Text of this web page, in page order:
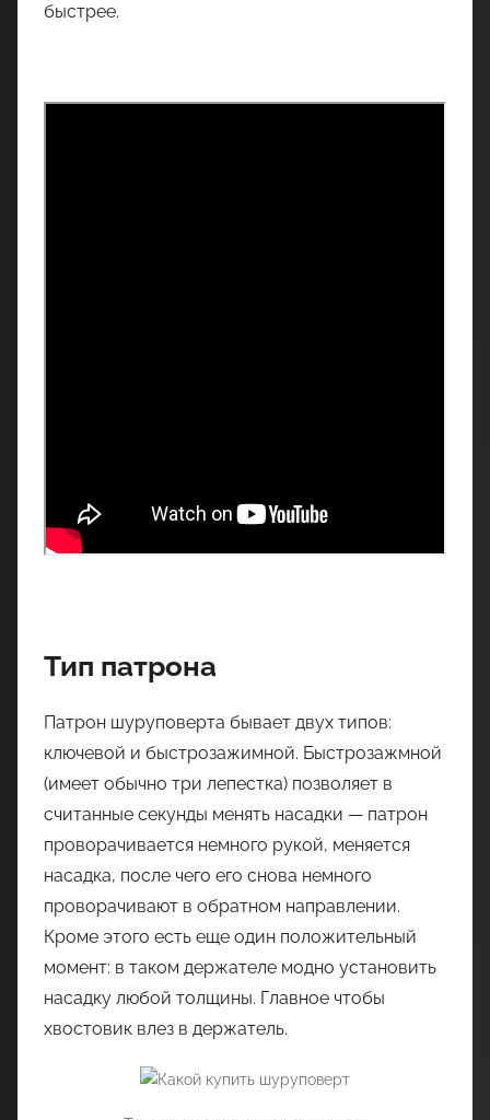
быстрее.
Тип патрона
Патрон шуруповерта бывает двух типов:
ключевой и быстрозажимной. Быстрозажмной
(имеет обычно три лепестка) позволяет в
считанные секунды менять насадки — патрон
проворачивается немного рукой, меняется
насадка, после чего его снова немного
проворачивают в обратном направлении.
Кроме этого есть еще один положительный
момент: в таком держателе модно установить
насадку любой толщины. Главное чтобы
хвостовик влез в держатель.